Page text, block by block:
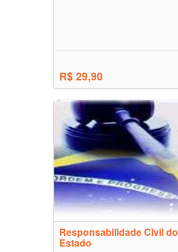
R$ 29,90
Responsabilidade Civil do
Estado